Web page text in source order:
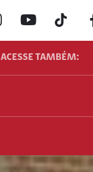
ACESSE TAMBÉM: